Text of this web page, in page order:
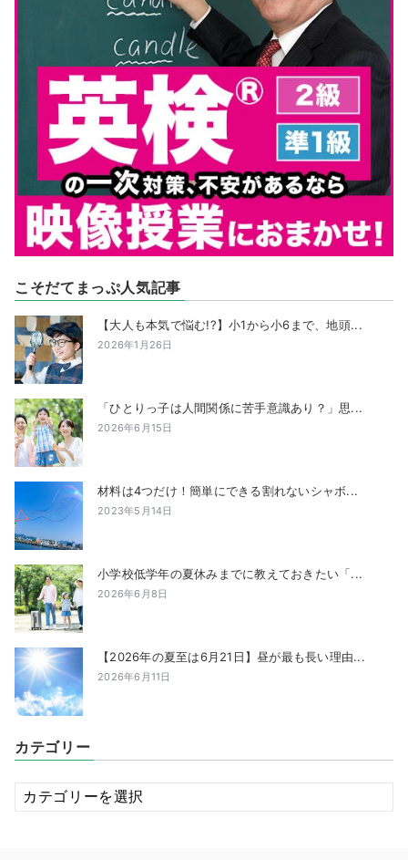
こそだてまっぷ人気記事
【大人も本気で悩む!?】小1から小6まで、地頭...
2026年1月26日
「ひとりっ子は人間関係に苦手意識あり？」思...
2026年6月15日
材料は4つだけ！簡単にできる割れないシャボ...
2023年5月14日
小学校低学年の夏休みまでに教えておきたい「...
2026年6月8日
【2026年の夏至は6月21日】昼が最も長い理由...
2026年6月11日
カテゴリー
カ
テ